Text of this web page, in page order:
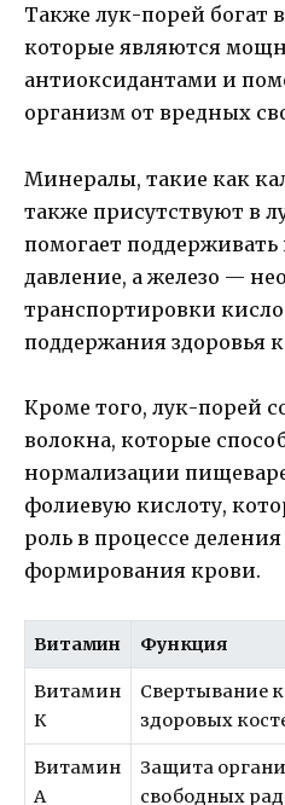
Также лук-порей богат
которые являются
антиоксидантами и
организм от вредных
Минералы, такие как
также присутствуют в
помогает
давление, а железо —
транспортировки
поддержания здоровья
Кроме того, лук-порей
волокна, которые
нормализации
фолиевую кислоту,
роль в процессе
формирования крови.
Витамин Функция
Витамин
К
Свертывание
здоровых
Витамин
A
Защита
свободных